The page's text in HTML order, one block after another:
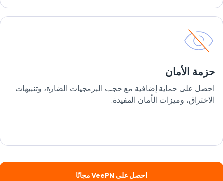
حزمة الأمان
احصل على حماية إضافية مع حجب البرمجيات الضارة، وتنبيهات
الاختراق، وميزات الأمان المفيدة.
احصل على VeePN مجانًا